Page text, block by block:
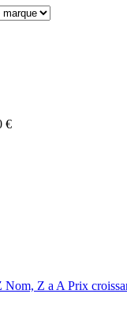
€
Nom, Z a A Prix